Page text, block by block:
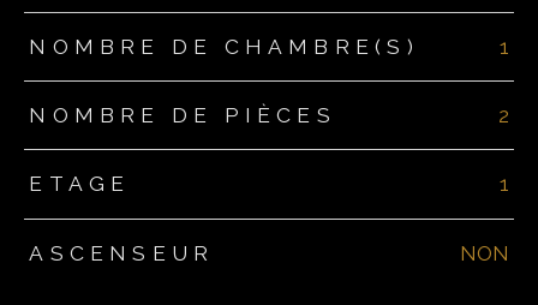
NOMBRE DE CHAMBRE(S) 1
NOMBRE DE PIÈCES 2
ETAGE 1
ASCENSEUR NON